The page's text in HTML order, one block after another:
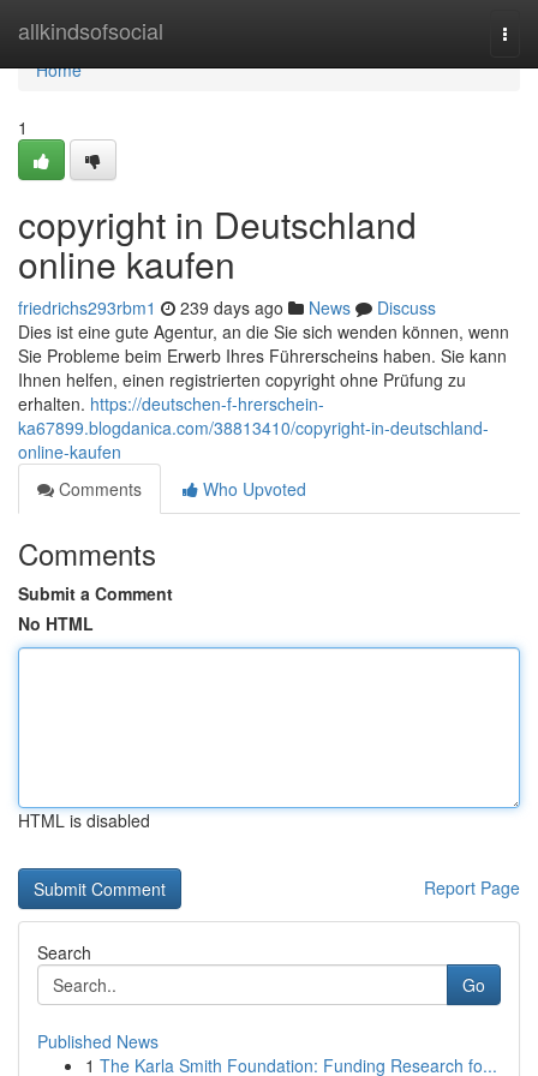
allkindsofsocial
Home
Home
1
copyright in Deutschland
online kaufen
friedrichs293rbm1 239 days ago News
Discuss
Dies ist eine gute Agentur, an die Sie sich wenden können, wenn
Sie Probleme beim Erwerb Ihres Führerscheins haben. Sie kann
Ihnen helfen, einen registrierten copyright ohne Prüfung zu
erhalten. https://deutschen-f-hrerschein-
ka67899.blogdanica.com/38813410/copyright-in-deutschland-
online-kaufen
Comments
Who Upvoted
Comments
Submit a Comment
No HTML
HTML is disabled
Report Page
Search
Go
Published News
1 The Karla Smith Foundation: Funding Research fo...